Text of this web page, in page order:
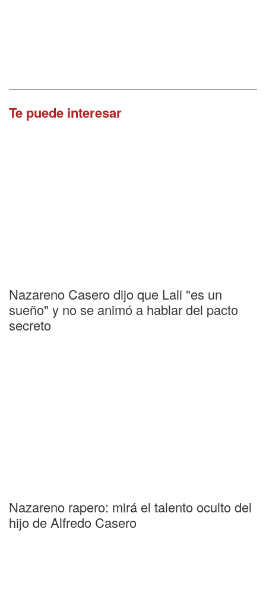
Te puede interesar
Nazareno Casero dijo que Lali "es un
sueño" y no se animó a hablar del pacto
secreto
Nazareno rapero: mirá el talento oculto del
hijo de Alfredo Casero